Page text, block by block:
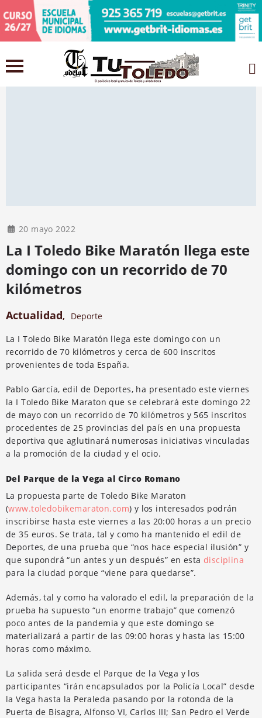
20 mayo 2022
La I Toledo Bike Maratón llega este
domingo con un recorrido de 70
kilómetros
Actualidad, Deporte
La I Toledo Bike Maratón llega este domingo con un
recorrido de 70 kilómetros y cerca de 600 inscritos
provenientes de toda España.
Pablo García, edil de Deportes, ha presentado este viernes
la I Toledo Bike Maraton que se celebrará este domingo 22
de mayo con un recorrido de 70 kilómetros y 565 inscritos
procedentes de 25 provincias del país en una propuesta
deportiva que aglutinará numerosas iniciativas vinculadas
a la promoción de la ciudad y el ocio.
Del Parque de la Vega al Circo Romano
La propuesta parte de Toledo Bike Maraton
(www.toledobikemaraton.com) y los interesados podrán
inscribirse hasta este viernes a las 20:00 horas a un precio
de 35 euros. Se trata, tal y como ha mantenido el edil de
Deportes, de una prueba que “nos hace especial ilusión” y
que supondrá “un antes y un después” en esta disciplina
para la ciudad porque “viene para quedarse”.
Además, tal y como ha valorado el edil, la preparación de la
prueba ha supuesto “un enorme trabajo” que comenzó
poco antes de la pandemia y que este domingo se
materializará a partir de las 09:00 horas y hasta las 15:00
horas como máximo.
La salida será desde el Parque de la Vega y los
participantes “irán encapsulados por la Policía Local” desde
la Vega hasta la Peraleda pasando por la rotonda de la
Puerta de Bisagra, Alfonso VI, Carlos III; San Pedro el Verde